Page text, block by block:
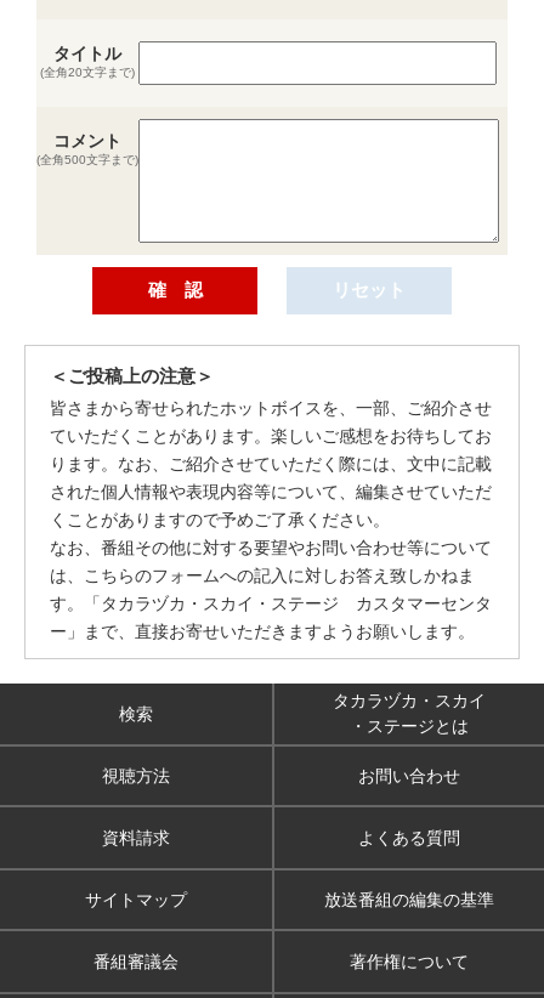
タイトル
(全角20文字まで)
コメント
(全角500文字まで)
＜ご投稿上の注意＞
皆さまから寄せられたホットボイスを、一部、ご紹介させ
ていただくことがあります。楽しいご感想をお待ちしてお
ります。なお、ご紹介させていただく際には、文中に記載
された個人情報や表現内容等について、編集させていただ
くことがありますので予めご了承ください。
なお、番組その他に対する要望やお問い合わせ等について
は、こちらのフォームへの記入に対しお答え致しかねま
す。「タカラヅカ・スカイ・ステージ カスタマーセンタ
ー」まで、直接お寄せいただきますようお願いします。
検索
タカラヅカ・スカイ
・ステージとは
視聴方法 お問い合わせ
資料請求 よくある質問
サイトマップ 放送番組の編集の基準
番組審議会 著作権について